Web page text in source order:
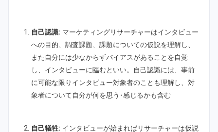
自己認識: マーケティングリサーチャーはインタビュー
への目的、調査課題、課題についての仮説を理解し、
また自分には少なからずバイアスがあることを自覚
し、インタビューに臨むといい。自己認識には、事前
に可能な限りインタビュー対象者のことも理解し、対
象者について自分が何を思う･感じるかも含む
自己犠牲: インタビューが始まればリサーチャーは仮説